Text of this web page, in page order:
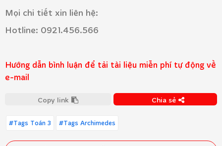
Mọi chi tiết xin liên hệ:
Hotline: 0921.456.566
Hướng dẫn bình luận để tải tài liệu miễn phí tự động về
e-mail
Copy link Chia sẻ
#Tags Toán 3 #Tags Archimedes